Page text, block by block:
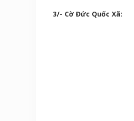
3/- Cờ Đức Quốc Xã: